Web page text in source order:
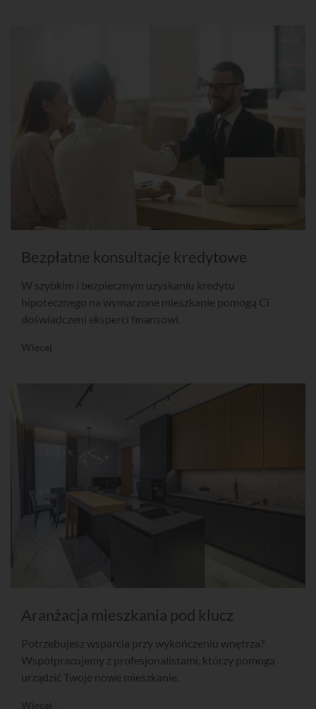
Bezpłatne konsultacje kredytowe
W szybkim i bezpiecznym uzyskaniu kredytu
hipotecznego na wymarzone mieszkanie pomogą Ci
doświadczeni eksperci finansowi.
Aranżacja mieszkania pod klucz
Potrzebujesz wsparcia przy wykończeniu wnętrza?
Współpracujemy z profesjonalistami, którzy pomogą
urządzić Twoje nowe mieszkanie.